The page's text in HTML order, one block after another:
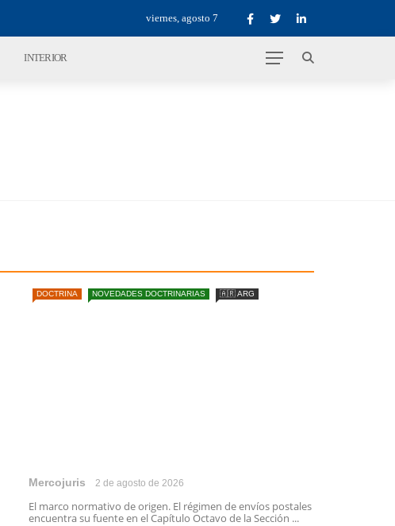
viernes, agosto 7
INTERIOR
DOCTRINA NOVEDADES DOCTRINARIAS 🇦🇷 ARG
Mercojuris 2 de agosto de 2026
El marco normativo de origen. El régimen de envíos postales
encuentra su fuente en el Capítulo Octavo de la Sección ...